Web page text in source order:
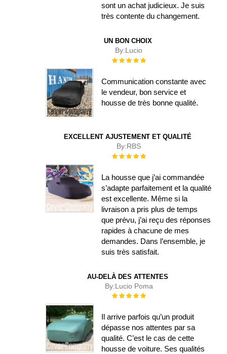
sont un achat judicieux. Je suis
très contente du changement.
UN BON CHOIX
By:Lucio
Évaluation :
Communication constante avec
le vendeur, bon service et
housse de très bonne qualité.
EXCELLENT AJUSTEMENT ET QUALITÉ
By:RBS
Évaluation :
La housse que j’ai commandée
s’adapte parfaitement et la qualité
est excellente. Même si la
livraison a pris plus de temps
que prévu, j’ai reçu des réponses
rapides à chacune de mes
demandes. Dans l’ensemble, je
suis très satisfait.
AU-DELÀ DES ATTENTES
By:Lucio Poma
Évaluation :
Il arrive parfois qu’un produit
dépasse nos attentes par sa
qualité. C’est le cas de cette
housse de voiture. Ses qualités